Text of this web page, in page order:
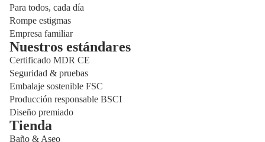
Para todos, cada día
Rompe estigmas
Empresa familiar
Nuestros estándares
Certificado MDR CE
Seguridad & pruebas
Embalaje sostenible FSC
Producción responsable BSCI
Diseño premiado
Tienda
Baño & Aseo